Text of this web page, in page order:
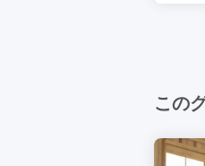
この